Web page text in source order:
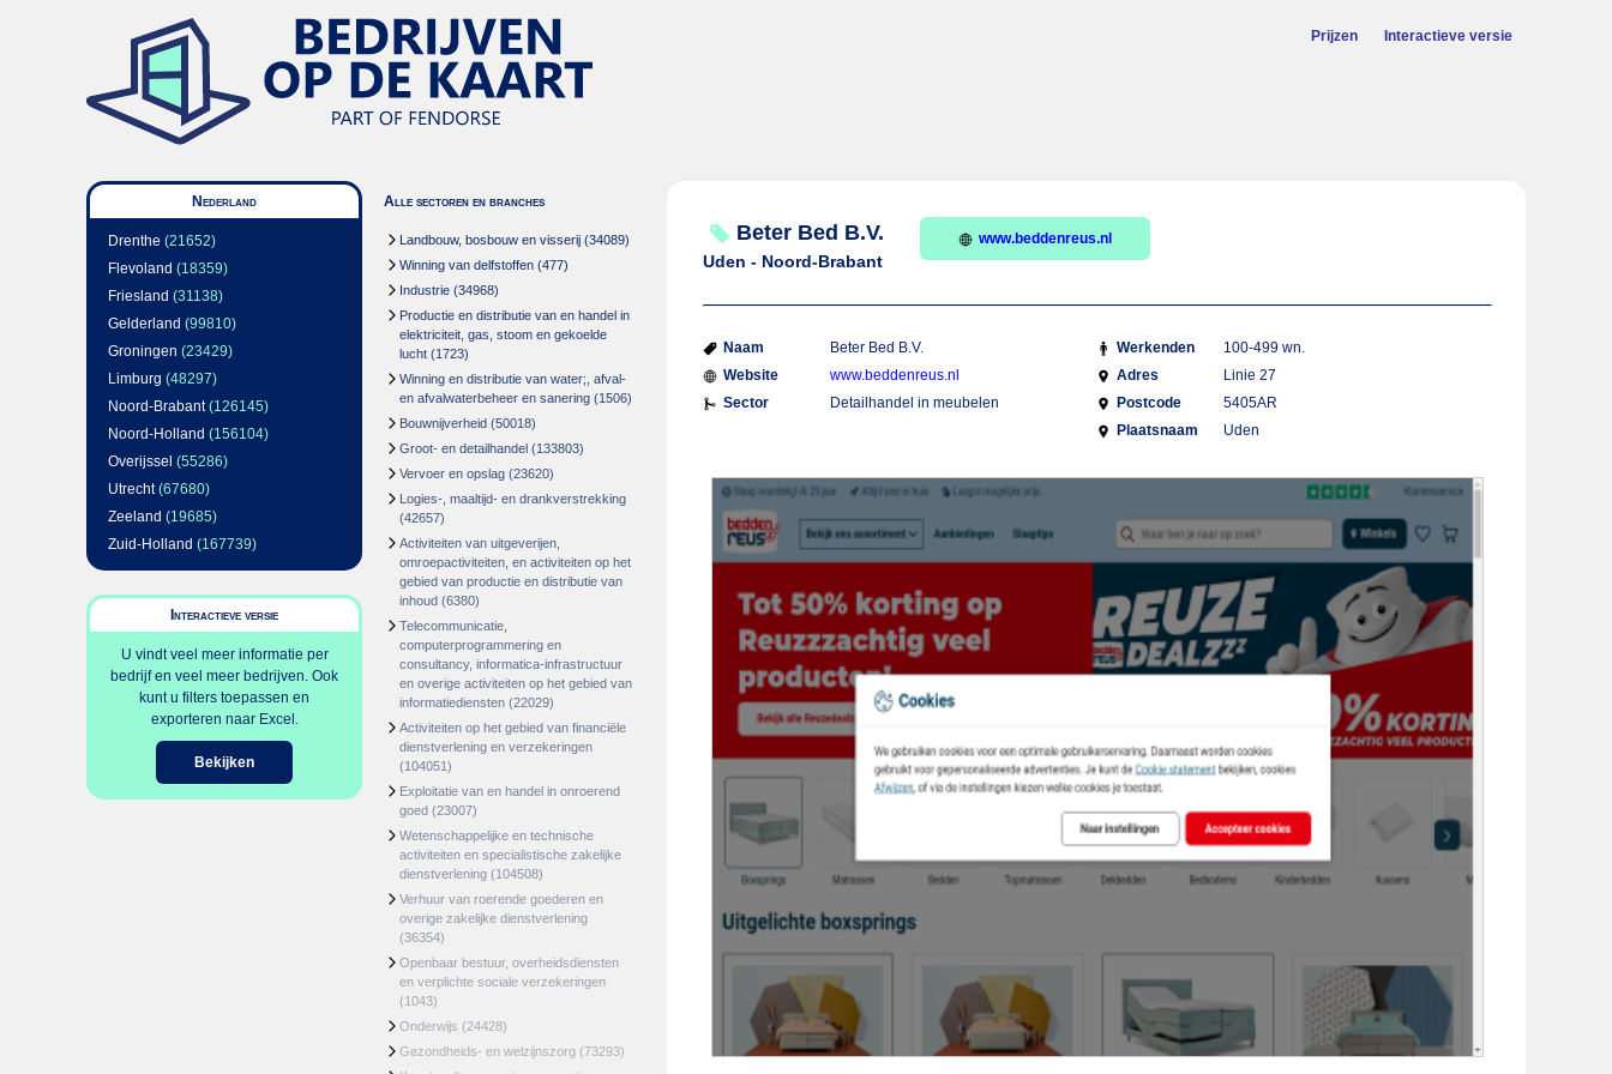
Prijzen Interactieve versie
Nederland
Drenthe (21652)
Flevoland (18359)
Friesland (31138)
Gelderland (99810)
Groningen (23429)
Limburg (48297)
Noord-Brabant(126145)
Noord-Holland (156104)
Overijssel (55286)
Utrecht(67680)
Zeeland (19685)
Zuid-Holland (167739)
Interactieve versie
U vindt veel meer informatie per
bedrijf en veel meer bedrijven. Ook
kunt u filters toepassen en
exporteren naar Excel.
Bekijken
Alle sectoren en branches
Landbouw, bosbouw en visserij (34089)
Winning van delfstoffen (477)
Industrie (34968)
Productie en distributie van en handel in
elektriciteit, gas, stoom en gekoelde
lucht (1723)
Winning en distributie van water;, afval-
en afvalwaterbeheer en sanering (1506)
Bouwnijverheid (50018)
Groot- en detailhandel (133803)
Vervoer en opslag (23620)
Logies-, maaltijd- en drankverstrekking
(42657)
Activiteiten van uitgeverijen,
omroepactiviteiten, en activiteiten op het
gebied van productie en distributie van
inhoud (6380)
Telecommunicatie,
computerprogrammering en
consultancy, informatica-infrastructuur
en overige activiteiten op het gebied van
informatiediensten (22029)
Activiteiten op het gebied van financiële
dienstverlening en verzekeringen
(104051)
Exploitatie van en handel in onroerend
goed (23007)
Wetenschappelijke en technische
activiteiten en specialistische zakelijke
dienstverlening (104508)
Verhuur van roerende goederen en
overige zakelijke dienstverlening
(36354)
Openbaar bestuur, overheidsdiensten
en verplichte sociale verzekeringen
(1043)
Onderwijs (24428)
Gezondheids- en welzijnszorg (73293)
Beter Bed B.V.
Uden - Noord-Brabant
www.beddenreus.nl
Naam
Beter Bed B.V.
Website
www.beddenreus.nl
Sector
Detailhandel in meubelen
Werkenden
100-499 wn.
Adres
Linie 27
Postcode
5405AR
Plaatsnaam
Uden